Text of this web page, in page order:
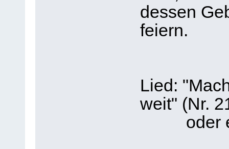
dessen
feiern.
Lied:
weit" (Nr.
oder ein